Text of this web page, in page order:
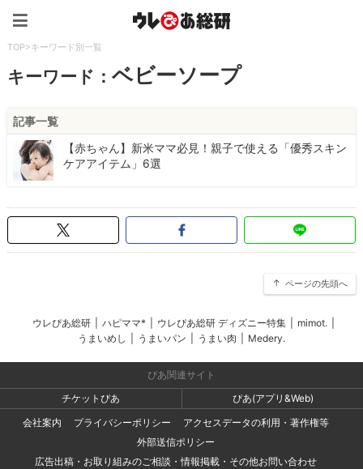
TOP>キーワード別一覧
キーワード：ベビーソープ
記事一覧
【赤ちゃん】新米ママ必見！親子で使える「優秀スキン
ケアアイテム」6選
ページの先頭へ
ウレぴあ総研 ハピママ* ウレぴあ総研 ディズニー特集 mimot.
うまいめし
うまいパン うまい肉 Medery.
ぴあ関連サイト
チケットぴあ
ぴあ(アプリ&Web)
会社案内
プライバシーポリシー
アクセスデータの利用・著作権等
外部送信ポリシー
広告出稿・お取り組みのご相談・情報掲載・その他お問い合わせ